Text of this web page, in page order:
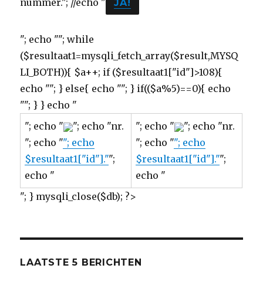
JA!
"; echo ""; while
($resultaat1=mysqli_fetch_array($result,MYSQ
LI_BOTH)){ $a++; if ($resultaat1["id"]>108){
echo ""; } else{ echo ""; } if(($a%5)==0){ echo
""; } } echo "
"; echo "
"; echo "nr.
"; echo ""; echo
$resultaat1["id"]."";
echo "
"; echo "
"; echo "nr.
"; echo ""; echo
$resultaat1["id"]."";
echo "
"; } mysqli_close($db); ?>
LAATSTE 5 BERICHTEN